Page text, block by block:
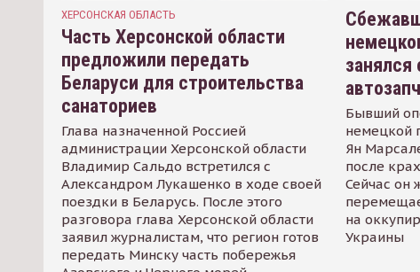
ХЕРСОНСКАЯ ОБЛАСТЬ
Часть Херсонской области
предложили передать
Беларуси для строительства
санаториев
Глава назначенной Россией
администрации Херсонской области
Владимир Сальдо встретился с
Александром Лукашенко в ходе своей
поездки в Беларусь. После этого
разговора глава Херсонской области
заявил журналистам, что регион готов
передать Минску часть побережья
занялся
Бывший
немецкой
Ян
после
Сейчас он
на
Украины